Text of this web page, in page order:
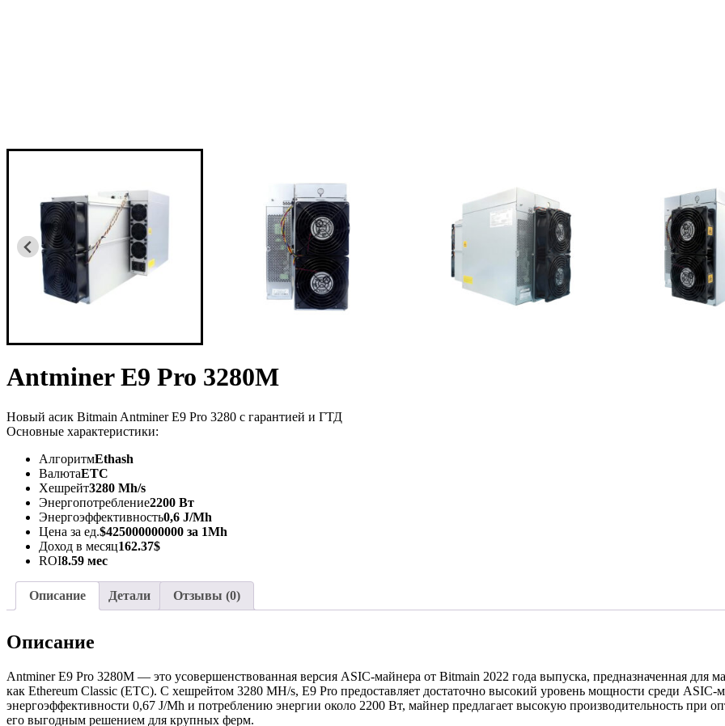
Antminer E9 Pro 3280M
Новый асик Bitmain Antminer E9 Pro 3280 с гарантией и ГТД
Основные характеристики:
АлгоритмEthash
ВалютаETC
Хешрейт3280 Mh/s
Энергопотребление2200 Вт
Энергоэффективность0,6 J/Mh
Цена за ед.$425000000000 за 1Mh
Доход в месяц162.37$
ROI8.59 мес
Описание Детали Отзывы (0)
Описание
Antminer E9 Pro 3280M — это усовершенствованная версия ASIC-майнера от Bitmain 2022 года выпуска, предназначенная для
как Ethereum Classic (ETC). С хешрейтом 3280 MH/s, E9 Pro предоставляет достаточно высокий уровень мощности среди ASIC-
энергоэффективности 0,67 J/Mh и потреблению энергии около 2200 Вт, майнер предлагает высокую производительность при
его выгодным решением для крупных ферм.